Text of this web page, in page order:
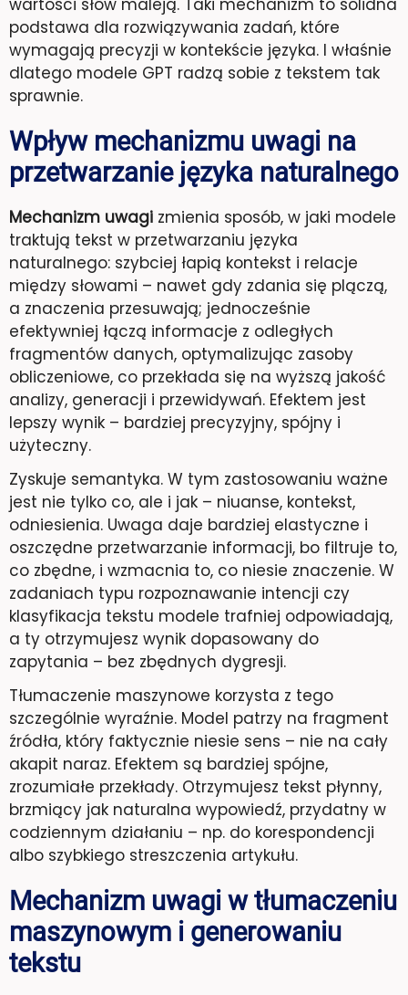
wartości słów maleją. Taki mechanizm to solidna
podstawa dla rozwiązywania zadań, które
wymagają precyzji w kontekście języka. I właśnie
dlatego modele GPT radzą sobie z tekstem tak
sprawnie.
Wpływ mechanizmu uwagi na
przetwarzanie języka naturalnego
Mechanizm uwagi zmienia sposób, w jaki modele
traktują tekst w przetwarzaniu języka
naturalnego: szybciej łapią kontekst i relacje
między słowami – nawet gdy zdania się plączą,
a znaczenia przesuwają; jednocześnie
efektywniej łączą informacje z odległych
fragmentów danych, optymalizując zasoby
obliczeniowe, co przekłada się na wyższą jakość
analizy, generacji i przewidywań. Efektem jest
lepszy wynik – bardziej precyzyjny, spójny i
użyteczny.
Zyskuje semantyka. W tym zastosowaniu ważne
jest nie tylko co, ale i jak – niuanse, kontekst,
odniesienia. Uwaga daje bardziej elastyczne i
oszczędne przetwarzanie informacji, bo filtruje to,
co zbędne, i wzmacnia to, co niesie znaczenie. W
zadaniach typu rozpoznawanie intencji czy
klasyfikacja tekstu modele trafniej odpowiadają,
a ty otrzymujesz wynik dopasowany do
zapytania – bez zbędnych dygresji.
Tłumaczenie maszynowe korzysta z tego
szczególnie wyraźnie. Model patrzy na fragment
źródła, który faktycznie niesie sens – nie na cały
akapit naraz. Efektem są bardziej spójne,
zrozumiałe przekłady. Otrzymujesz tekst płynny,
brzmiący jak naturalna wypowiedź, przydatny w
codziennym działaniu – np. do korespondencji
albo szybkiego streszczenia artykułu.
Mechanizm uwagi w tłumaczeniu
maszynowym i generowaniu
tekstu